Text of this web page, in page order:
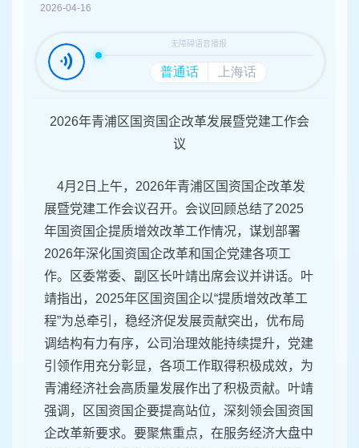
2026-04-16
2026年青浦区国资国企改革发展暨党建工作会
议
4月2日上午，2026年青浦区国资国企改革发
展暨党建工作会议召开。会议回顾总结了2025
年国资国企提质增效改革工作情况，谋划部署
2026年深化国资国企改革和国企党建各项工
作。区委常委、副区长叶靖出席会议并讲话。叶
靖指出，2025年区国资国企以“提质增效改革工
程”为总牵引，稳经济促发展贡献突出，优布局
调结构有力有序，公司治理效能持续提升，党建
引领作用充分彰显，各项工作取得积极成效，为
青浦经济社会高质量发展作出了积极贡献。叶靖
强调，区国资国企要提高站位，深刻领会国资国
企改革新要求。要聚焦重点，在服务经济大盘中